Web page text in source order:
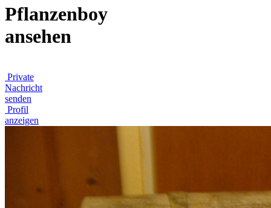
Pflanzenboy
ansehen
Private
Nachricht
senden
Profil
anzeigen